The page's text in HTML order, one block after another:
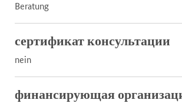
Beratung
сертификат консультации
nein
финансирующая